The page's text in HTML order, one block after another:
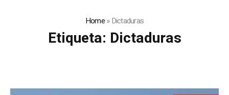
Home»Dictaduras
Etiqueta: Dictaduras